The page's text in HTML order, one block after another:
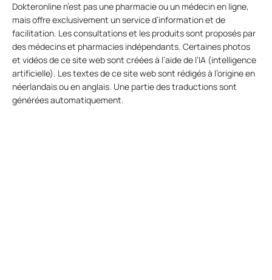
Dokteronline n’est pas une pharmacie ou un médecin en ligne,
mais offre exclusivement un service d’information et de
facilitation. Les consultations et les produits sont proposés par
des médecins et pharmacies indépendants. Certaines photos
et vidéos de ce site web sont créées à l’aide de l’IA (intelligence
artificielle). Les textes de ce site web sont rédigés à l’origine en
néerlandais ou en anglais. Une partie des traductions sont
générées automatiquement.